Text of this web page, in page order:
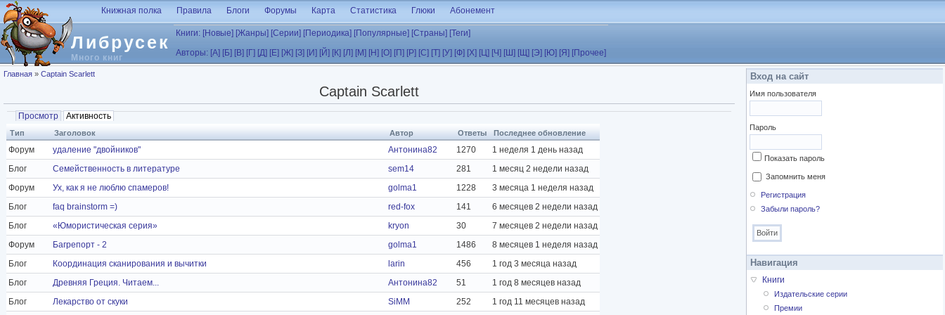
Перейти к основному содержанию
Либрусек
Много книг
Книжная полка Правила Блоги Форумы Карта Статистика Глюки Абонемент
Книги: [Новые] [Жанры] [Серии] [Периодика] [Популярные] [Страны] [Теги]
Авторы: [А] [Б] [В] [Г] [Д] [Е] [Ж] [З] [И] [Й] [К] [Л] [М] [Н] [О] [П] [Р] [С] [Т] [У] [Ф] [Х] [Ц] [Ч] [Ш] [Щ] [Э] [Ю] [Я] [Прочее]
Вы здесь
Главная » Captain Scarlett
Captain Scarlett
Главные вкладки
Просмотр Активность
Тип Заголовок Автор Ответы Последнее обновление
Форум удаление "двойников" Антонина82 1270
1 неделя 1 день назад
Блог
Семейственность в литературе sem14 281
1 месяц 2 недели назад
Форум
Ух, как я не люблю спамеров! golma1 1228
3 месяца 1 неделя назад
Блог
faq brainstorm =) red-fox 141
6 месяцев 2 недели назад
Блог
«Юмористическая серия» kryon 30
7 месяцев 2 недели назад
Форум
Багрепорт - 2 golma1 1486
8 месяцев 1 неделя назад
Блог
Координация сканирования и вычитки larin 456
1 год 3 месяца назад
Блог
Древняя Греция. Читаем... Антонина82 51
1 год 8 месяцев назад
Блог
Лекарство от скуки SiММ 252 1 год 11 месяцев назад
Вход на сайт
Имя пользователя
Пароль
Показать пароль
Запомнить меня
Регистрация
Забыли пароль?
Навигация
Книги
Издательские серии
Премии